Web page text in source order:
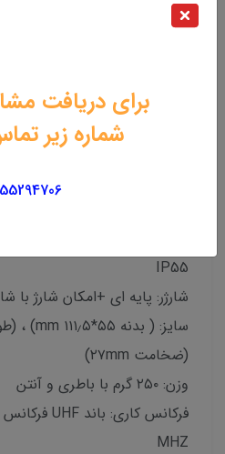
برای دریافت
شماره زیر
ابعاد: 55*111.5 میلیمتر
ضخامت: 27 میلیمت
کانال : 16 کانال
فرکانس کاری
UHF: 433.5 ~ 433 MHz
باتری : لیتیوم یون با ظرفیت 1200 میلی آمپر ساعت
IP55
شارژر: پایه ای +امکان شارژ با
(ضخامت ۲۷mm)
وزن: ۲۵۰ گرم با باطری و آنتن
MHZ